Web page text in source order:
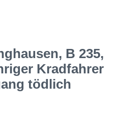
B 235,
Kradfahrer
tödlich